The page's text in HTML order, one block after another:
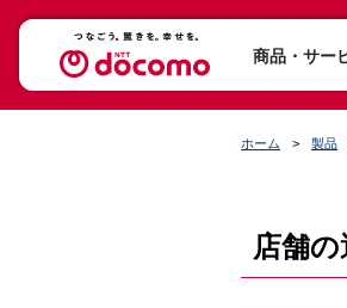
商品・サー
ホーム 製品
店舗の